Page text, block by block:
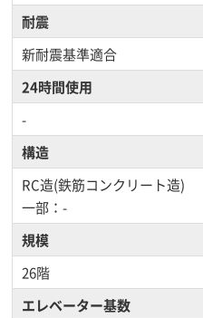
耐震
新耐震基準適合
24時間使用
-
構造
RC造(鉄筋コンクリート造)
一部：-
規模
26階
エレベーター基数